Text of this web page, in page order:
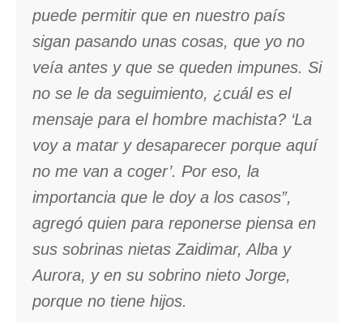
puede permitir que en nuestro país
sigan pasando unas cosas, que yo no
veía antes y que se queden impunes. Si
no se le da seguimiento, ¿cuál es el
mensaje para el hombre machista? ‘La
voy a matar y desaparecer porque aquí
no me van a coger’. Por eso, la
importancia que le doy a los casos”,
agregó quien para reponerse piensa en
sus sobrinas nietas Zaidimar, Alba y
Aurora, y en su sobrino nieto Jorge,
porque no tiene hijos.